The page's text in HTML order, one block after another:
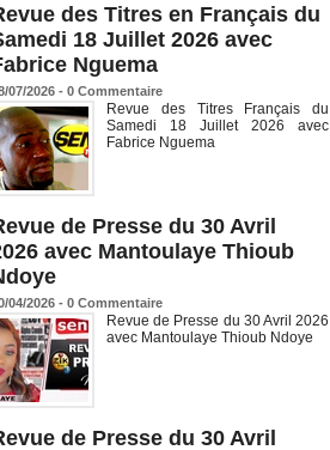
des Titres en Français du
18 Juillet 2026 avec
Nguema
07/2026 - 0 Commentaire
Revue des Titres Français du
Samedi 18 Juillet 2026 avec
Fabrice Nguema
de Presse du 30 Avril
avec Mantoulaye Thioub
04/2026 - 0 Commentaire
Revue de Presse du 30 Avril 2026
avec Mantoulaye Thioub Ndoye
de Presse du 30 Avril